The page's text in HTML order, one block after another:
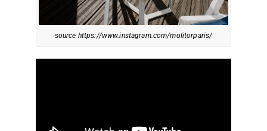
source https://www.instagram.com/molitorparis/